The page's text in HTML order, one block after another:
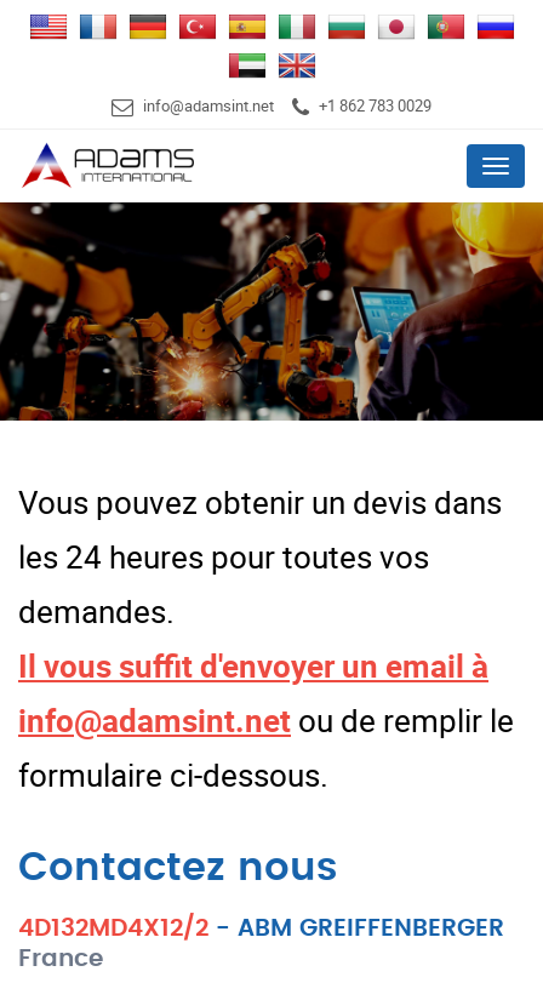
info@adamsint.net +1 862 783 0029
Menu
Vous pouvez obtenir un devis dans
les 24 heures pour toutes vos
demandes.
Il vous suffit d'envoyer un email à
info@adamsint.net ou de remplir le
formulaire ci-dessous.
Contactez nous
4D132MD4X12/2 - ABM GREIFFENBERGER
France